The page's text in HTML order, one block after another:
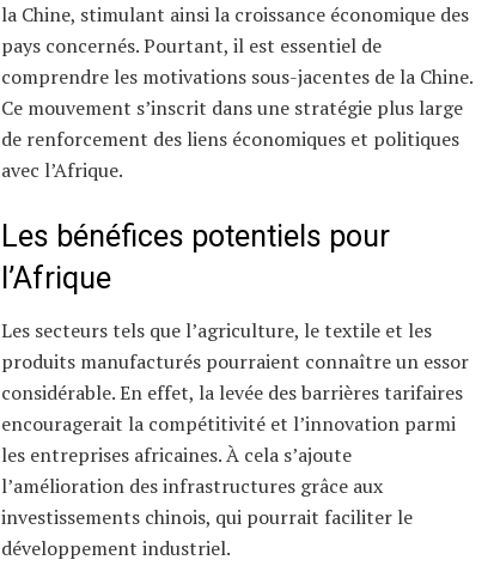
la Chine, stimulant ainsi la croissance économique des
pays concernés. Pourtant, il est essentiel de
comprendre les motivations sous-jacentes de la Chine.
Ce mouvement s’inscrit dans une stratégie plus large
de renforcement des liens économiques et politiques
avec l’Afrique.
Les bénéfices potentiels pour
l’Afrique
Les secteurs tels que l’agriculture, le textile et les
produits manufacturés pourraient connaître un essor
considérable. En effet, la levée des barrières tarifaires
encouragerait la compétitivité et l’innovation parmi
les entreprises africaines. À cela s’ajoute
l’amélioration des infrastructures grâce aux
investissements chinois, qui pourrait faciliter le
développement industriel.